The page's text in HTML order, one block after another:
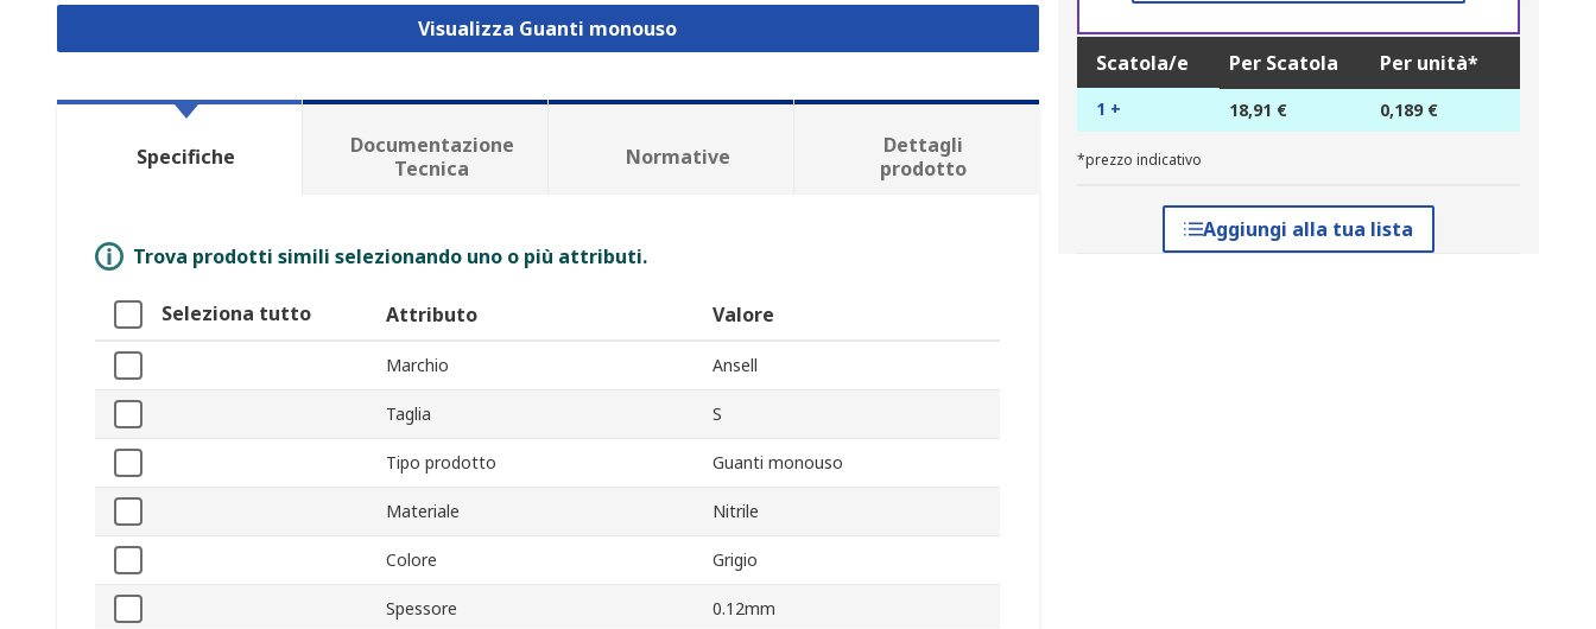
Visualizza Guanti monouso
Scatola/e Per Scatola Per unità*
1 + 18,91 € 0,189 €
*prezzo indicativo
Aggiungi alla tua lista
Specifiche
Documentazione
Tecnica
Normative
Dettagli
prodotto
Trova prodotti simili selezionando uno o più attributi.
Seleziona tutto Attributo Valore
Marchio Ansell
Taglia S
Tipo prodotto Guanti monouso
Materiale Nitrile
Colore Grigio
Spessore 0.12mm